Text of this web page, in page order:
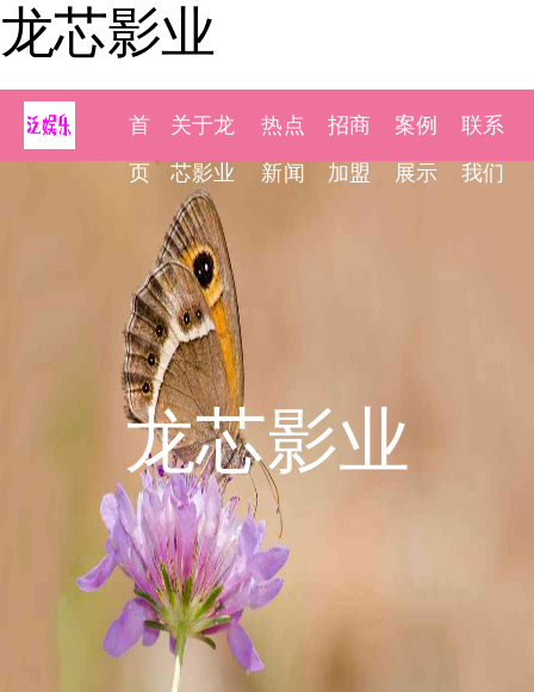
龙芯影业
首
页
关于龙
芯影业
热点
新闻
招商
加盟
案例
展示
联系
我们
龙芯影业